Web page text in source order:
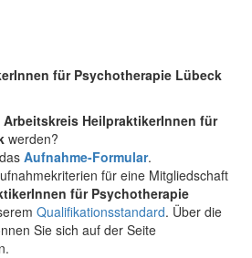
für Psychotherapie Lübeck
Arbeitskreis HeilpraktikerInnen für
werden?
Aufnahme-Formular.
für eine Mitgliedschaft
für Psychotherapie
Qualifikationsstandard. Über die
Sie sich auf der Seite